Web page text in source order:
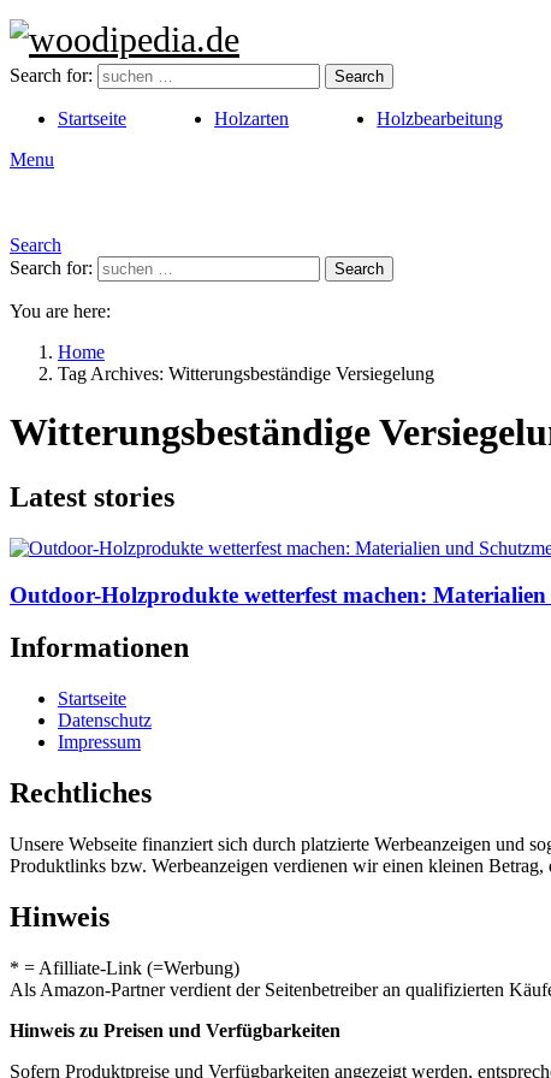
Search for: Search
Startseite Holzarten Holzbearbeitung
Menu
Search
Search for:
Search
You are here:
Home
Tag Archives: Witterungsbeständige Versiegelung
Witterungsbeständige
Latest stories
Outdoor-Holzprodukte wetterfest machen:
Informationen
Startseite
Datenschutz
Impressum
Rechtliches
Unsere Webseite finanziert sich durch platzierte Werbeanzeigen
Produktlinks bzw. Werbeanzeigen verdienen wir einen kleinen Betrag,
Hinweis
* = Afilliate-Link (=Werbung)
Als Amazon-Partner verdient der Seitenbetreiber an qualifizierten
Hinweis zu Preisen und Verfügbarkeiten
Sofern Produktpreise und Verfügbarkeiten angezeigt werden,